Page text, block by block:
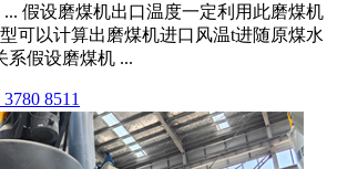
假设磨煤机出口温度一定利用此磨煤机
可以计算出磨煤机进口风温t进随原煤水
系假设磨煤机 ...
8511